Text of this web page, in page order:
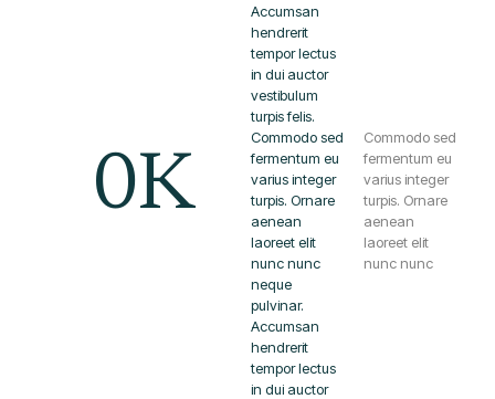
Accumsan
hendrerit
tempor lectus
in dui auctor
vestibulum
turpis felis.
Commodo sed
fermentum eu
varius integer
turpis. Ornare
aenean
laoreet elit
nunc nunc
neque
pulvinar.
Accumsan
hendrerit
tempor lectus
in dui auctor
0K
Commodo sed
fermentum eu
varius integer
turpis. Ornare
aenean
laoreet elit
nunc nunc